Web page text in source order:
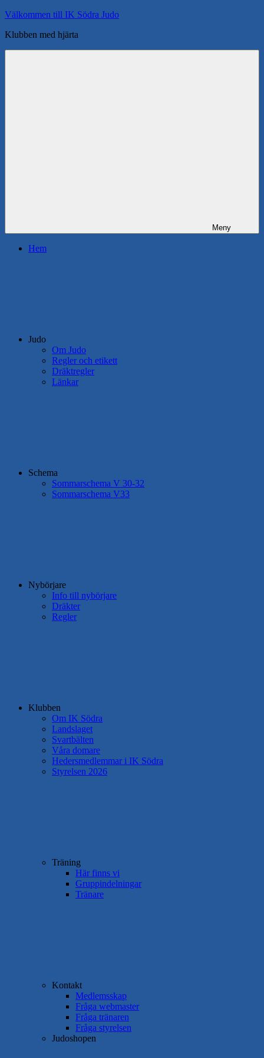
Hoppa
innehåll
Välkommen till IK Södra Judo
Klubben med hjärta
Meny
Hem
Judo
Om Judo
Regler och etikett
Dräktregler
Länkar
Schema
Sommarschema V 30-32
Sommarschema V33
Nybörjare
Info till nybörjare
Dräkter
Regler
Klubben
Om IK Södra
Landslaget
Svartbälten
Våra domare
Hedersmedlemmar i IK Södra
Styrelsen 2026
Träning
Här finns vi
Gruppindelningar
Tränare
Kontakt
Medlemsskap
Fråga webmaster
Fråga tränaren
Fråga styrelsen
Judoshopen